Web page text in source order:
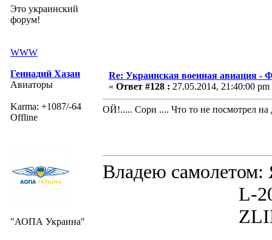
Это украинский
форум!
WWW
Геннадий Хазан
Авиаторы
Karma: +1087/-64
Offline
"АОПА Украина"
Re: Украинская военная авиация -
« Ответ #128 : 27.05.2014, 21:40:00 pm
ОЙ!..... Сори .... Что то не посмотрел на
Владею
L-200D
ZLIN 526